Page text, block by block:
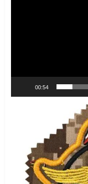
00:54